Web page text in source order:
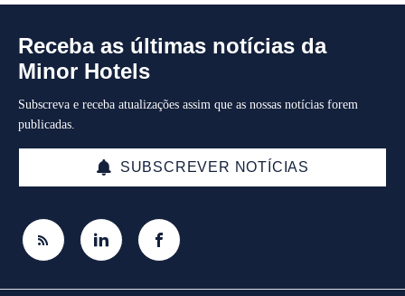
Receba as últimas notícias da
Minor Hotels
Subscreva e receba atualizações assim que as nossas notícias forem
publicadas.
SUBSCREVER NOTÍCIAS